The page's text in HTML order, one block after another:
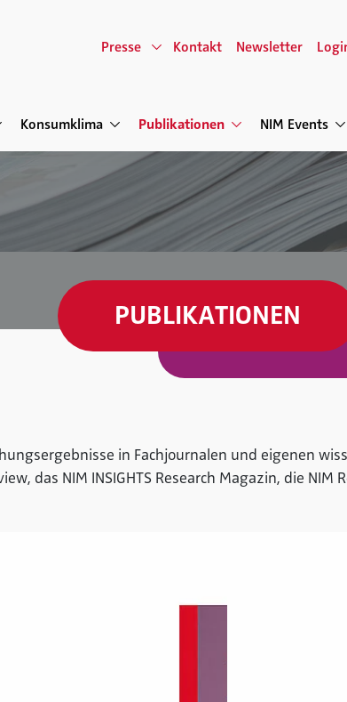
Konsumklima Publikationen NIM Events
Presse Kontakt Newsletter
PUBLIKATIONEN
in Fachjournalen und eigenen
das NIM INSIGHTS Research Magazin, die